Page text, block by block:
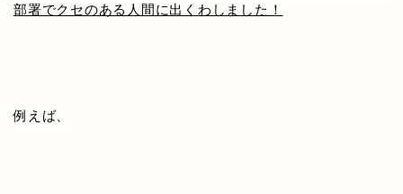
部署でクセのある人間に出くわしました！
例えば、